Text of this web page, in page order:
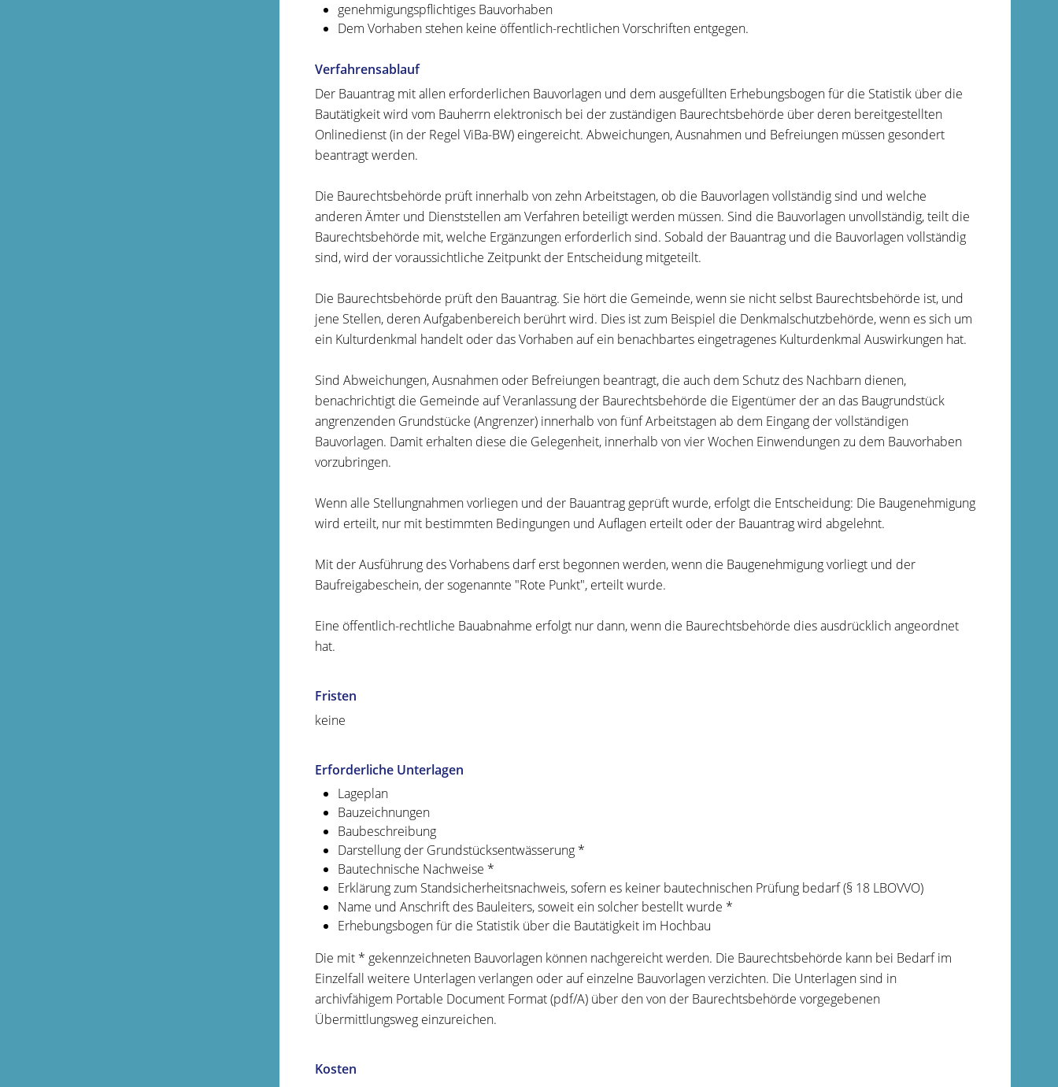
genehmigungspflichtiges Bauvorhaben
Dem Vorhaben stehen keine öffentlich-rechtlichen Vorschriften entgegen.
Verfahrensablauf
Der Bauantrag mit allen erforderlichen Bauvorlagen und dem ausgefüllten Erhebungsbogen für die Statistik über die
Bautätigkeit wird vom Bauherrn elektronisch bei der zuständigen Baurechtsbehörde über deren bereitgestellten
Onlinedienst (in der Regel ViBa-BW) eingereicht. Abweichungen, Ausnahmen und Befreiungen müssen gesondert
beantragt werden.
Die Baurechtsbehörde prüft innerhalb von zehn Arbeitstagen, ob die Bauvorlagen vollständig sind und welche
anderen Ämter und Dienststellen am Verfahren beteiligt werden müssen. Sind die Bauvorlagen unvollständig, teilt die
Baurechtsbehörde mit, welche Ergänzungen erforderlich sind. Sobald der Bauantrag und die Bauvorlagen vollständig
sind, wird der voraussichtliche Zeitpunkt der Entscheidung mitgeteilt.
Die Baurechtsbehörde prüft den Bauantrag. Sie hört die Gemeinde, wenn sie nicht selbst Baurechtsbehörde ist, und
jene Stellen, deren Aufgabenbereich berührt wird. Dies ist zum Beispiel die Denkmalschutzbehörde, wenn es sich um
ein Kulturdenkmal handelt oder das Vorhaben auf ein benachbartes eingetragenes Kulturdenkmal Auswirkungen hat.
Sind Abweichungen, Ausnahmen oder Befreiungen beantragt, die auch dem Schutz des Nachbarn dienen,
benachrichtigt die Gemeinde auf Veranlassung der Baurechtsbehörde die Eigentümer der an das Baugrundstück
angrenzenden Grundstücke (Angrenzer) innerhalb von fünf Arbeitstagen ab dem Eingang der vollständigen
Bauvorlagen. Damit erhalten diese die Gelegenheit, innerhalb von vier Wochen Einwendungen zu dem Bauvorhaben
vorzubringen.
Wenn alle Stellungnahmen vorliegen und der Bauantrag geprüft wurde, erfolgt die Entscheidung: Die Baugenehmigung
wird erteilt, nur mit bestimmten Bedingungen und Auflagen erteilt oder der Bauantrag wird abgelehnt.
Mit der Ausführung des Vorhabens darf erst begonnen werden, wenn die Baugenehmigung vorliegt und der
Baufreigabeschein, der sogenannte "Rote Punkt", erteilt wurde.
Eine öffentlich-rechtliche Bauabnahme erfolgt nur dann, wenn die Baurechtsbehörde dies ausdrücklich angeordnet
hat.
Fristen
keine
Erforderliche Unterlagen
Lageplan
Bauzeichnungen
Baubeschreibung
Darstellung der Grundstücksentwässerung *
Bautechnische Nachweise *
Erklärung zum Standsicherheitsnachweis, sofern es keiner bautechnischen Prüfung bedarf (§ 18 LBOVVO)
Name und Anschrift des Bauleiters, soweit ein solcher bestellt wurde *
Erhebungsbogen für die Statistik über die Bautätigkeit im Hochbau
Die mit * gekennzeichneten Bauvorlagen können nachgereicht werden. Die Baurechtsbehörde kann bei Bedarf im
Einzelfall weitere Unterlagen verlangen oder auf einzelne Bauvorlagen verzichten. Die Unterlagen sind in
archivfähigem Portable Document Format (pdf/A) über den von der Baurechtsbehörde vorgegebenen
Übermittlungsweg einzureichen.
Kosten